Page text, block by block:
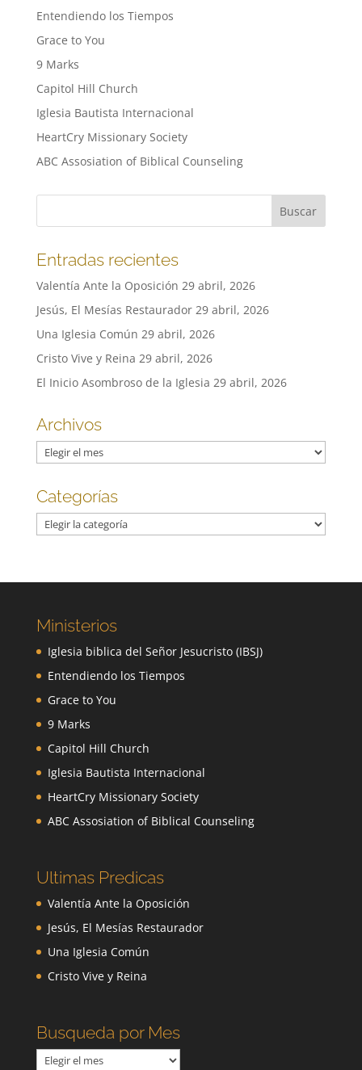
Entendiendo los Tiempos
Grace to You
9 Marks
Capitol Hill Church
Iglesia Bautista Internacional
HeartCry Missionary Society
ABC Assosiation of Biblical Counseling
Entradas recientes
Valentía Ante la Oposición 29 abril, 2026
Jesús, El Mesías Restaurador 29 abril, 2026
Una Iglesia Común 29 abril, 2026
Cristo Vive y Reina 29 abril, 2026
El Inicio Asombroso de la Iglesia 29 abril, 2026
Archivos
Archivos
Categorías
Categorías
Ministerios
Iglesia biblica del Señor Jesucristo (IBSJ)
Entendiendo los Tiempos
Grace to You
9 Marks
Capitol Hill Church
Iglesia Bautista Internacional
HeartCry Missionary Society
ABC Assosiation of Biblical Counseling
Ultimas Predicas
Valentía Ante la Oposición
Jesús, El Mesías Restaurador
Una Iglesia Común
Cristo Vive y Reina
Busqueda por Mes
Busqueda